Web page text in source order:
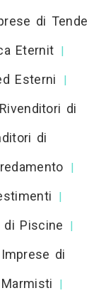
di Tende
Eternit |
Esterni |
Rivenditori di
di
|
|
di Piscine |
Imprese di
Marmisti |